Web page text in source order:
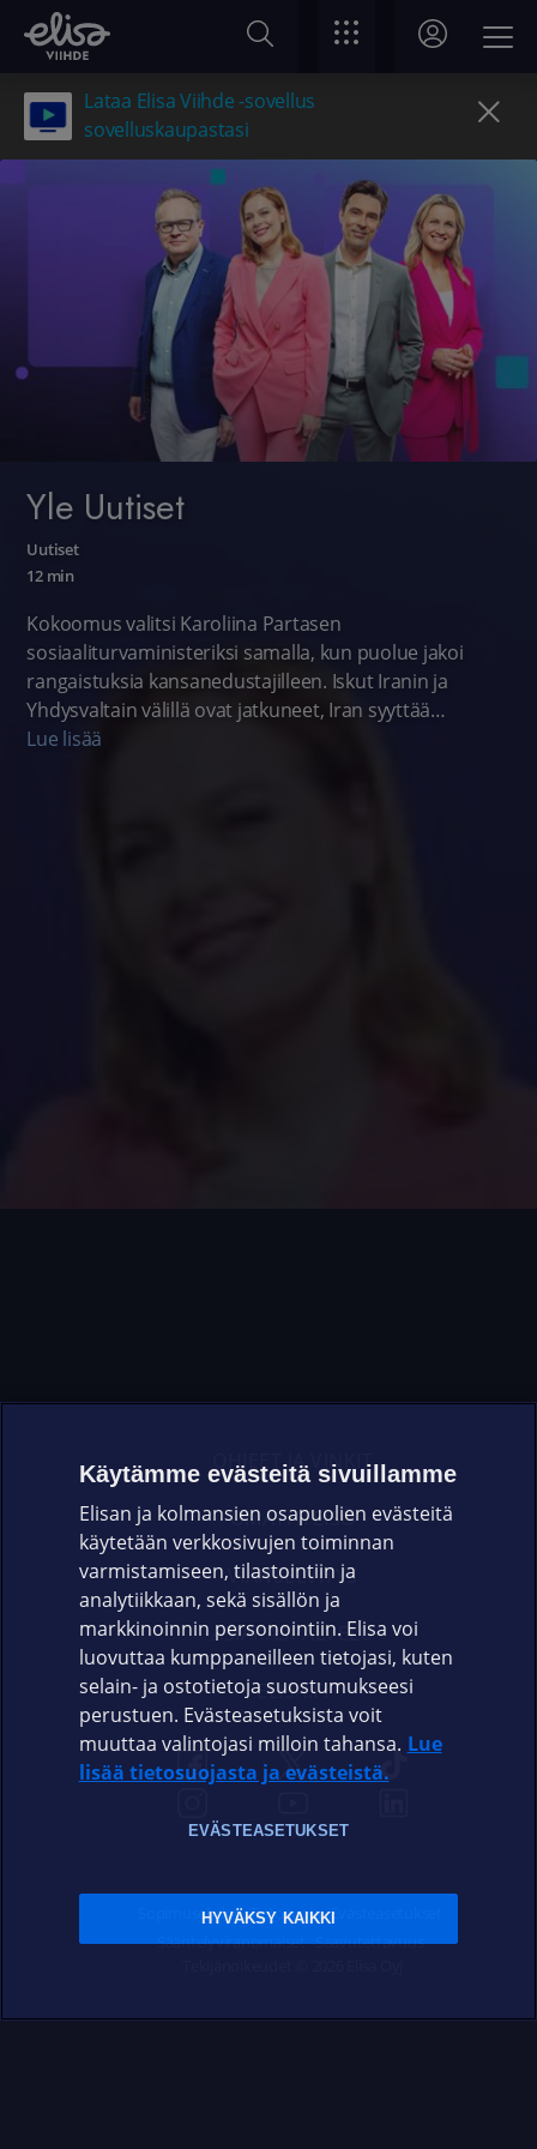
Lataa Elisa Viihde -sovellus
sovelluskaupastasi
Yle Uutiset
Uutiset
12 min
Kokoomus valitsi Karoliina Partasen
sosiaaliturvaministeriksi samalla, kun puolue jakoi
rangaistuksia kansanedustajilleen. Iskut Iranin ja
Yhdysvaltain välillä ovat jatkuneet, Iran syyttää
Yhdysvaltoja sotarikoksista. Loppuviikon ajan sade- ja
Lue lisää
OHJEET JA VINKIT
OMAYHTEISÖ
VIANSELVITYS
ASIAKASPALVELU
ELISA.FI
Sopimusehdot Tietosuoja Evästeasetukset
Sääntelyviranomaiset Saavutettavuus
Käytämme evästeitä sivuillamme
Elisan ja kolmansien osapuolien evästeitä
käytetään verkkosivujen toiminnan
varmistamiseen, tilastointiin ja
analytiikkaan, sekä sisällön ja
markkinoinnin personointiin. Elisa voi
luovuttaa kumppaneilleen tietojasi, kuten
selain- ja ostotietoja suostumukseesi
perustuen. Evästeasetuksista voit
muuttaa valintojasi milloin tahansa. Lue
lisää tietosuojasta ja evästeistä.
EVÄSTEASETUKSET
HYVÄKSY KAIKKI